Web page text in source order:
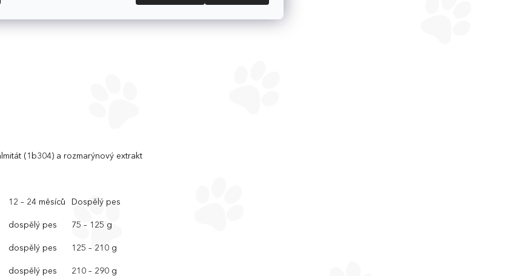
(1b304) a rozmarýnový extrakt
12 – 24 měsíců Dospělý pes
dospělý pes 75 – 125 g
dospělý pes 125 – 210 g
dospělý pes 210 – 290 g